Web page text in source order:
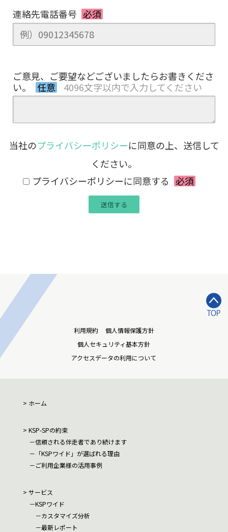
連絡先電話番号 必須
ご意見、ご要望などございましたらお書きくださ
い。
任意 4096文字以内で入力してください
当社のプライバシーポリシーに同意の上、送信して
ください。
プライバシーポリシーに同意する 必須
利用規約
個人情報保護方針
個人セキュリティ基本方針
アクセスデータの利用について
ホーム
KSP-SPの約束
信頼される伴走者であり続けます
「KSPワイド」が選ばれる理由
ご利用企業様の活用事例
サービス
KSPワイド
カスタマイズ分析
最新レポート